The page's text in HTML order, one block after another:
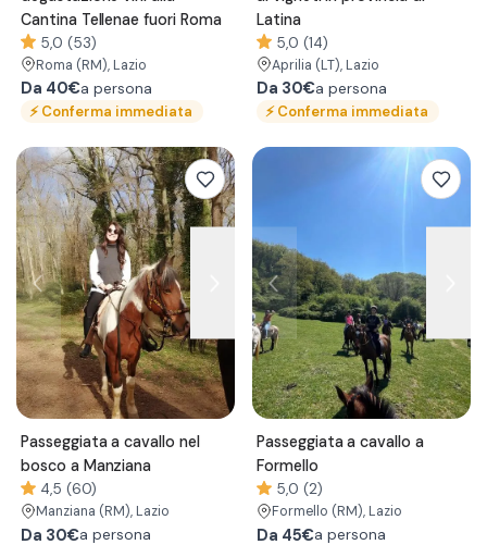
Cantina Tellenae fuori Roma
5,0 (53)
Roma (RM), Lazio
Da 40€a persona
⚡Conferma immediata
Latina
5,0 (14)
Aprilia (LT), Lazio
Da 30€a persona
⚡Conferma immediata
Passeggiata a cavallo nel
bosco a Manziana
4,5 (60)
Manziana (RM), Lazio
Da 30€a persona
Passeggiata a cavallo a
Formello
5,0 (2)
Formello (RM), Lazio
Da 45€a persona